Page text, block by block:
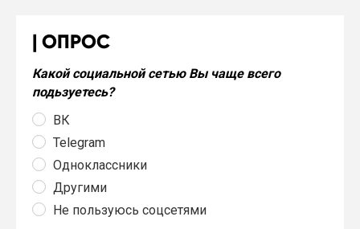
ОПРОС
Какой социальной сетью Вы чаще всего
подьзуетесь?
ВК
Telegram
Одноклассники
Другими
Не пользуюсь соцсетями